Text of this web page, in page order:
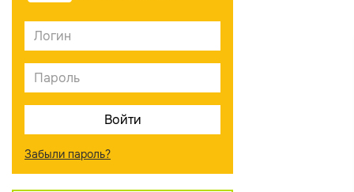
Забыли пароль?